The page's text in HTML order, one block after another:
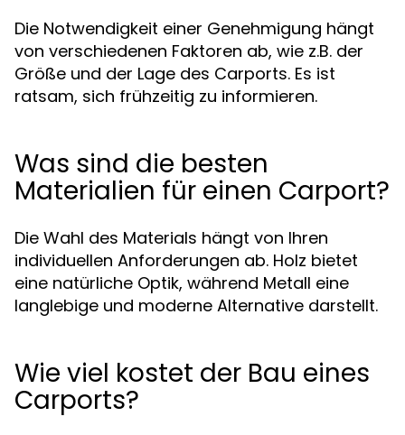
Die Notwendigkeit einer Genehmigung hängt
von verschiedenen Faktoren ab, wie z.B. der
Größe und der Lage des Carports. Es ist
ratsam, sich frühzeitig zu informieren.
Was sind die besten
Materialien für einen Carport?
Die Wahl des Materials hängt von Ihren
individuellen Anforderungen ab. Holz bietet
eine natürliche Optik, während Metall eine
langlebige und moderne Alternative darstellt.
Wie viel kostet der Bau eines
Carports?